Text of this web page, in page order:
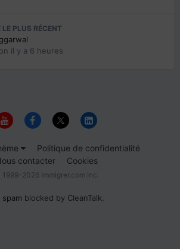
LE PLUS RÉCENT
il y a 6 heures
Politique de confidentialité
contacter
Cookies
2026 Immigrer.com Inc.
spam blocked by CleanTalk.